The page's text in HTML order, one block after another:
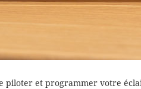
piloter et programmer votre